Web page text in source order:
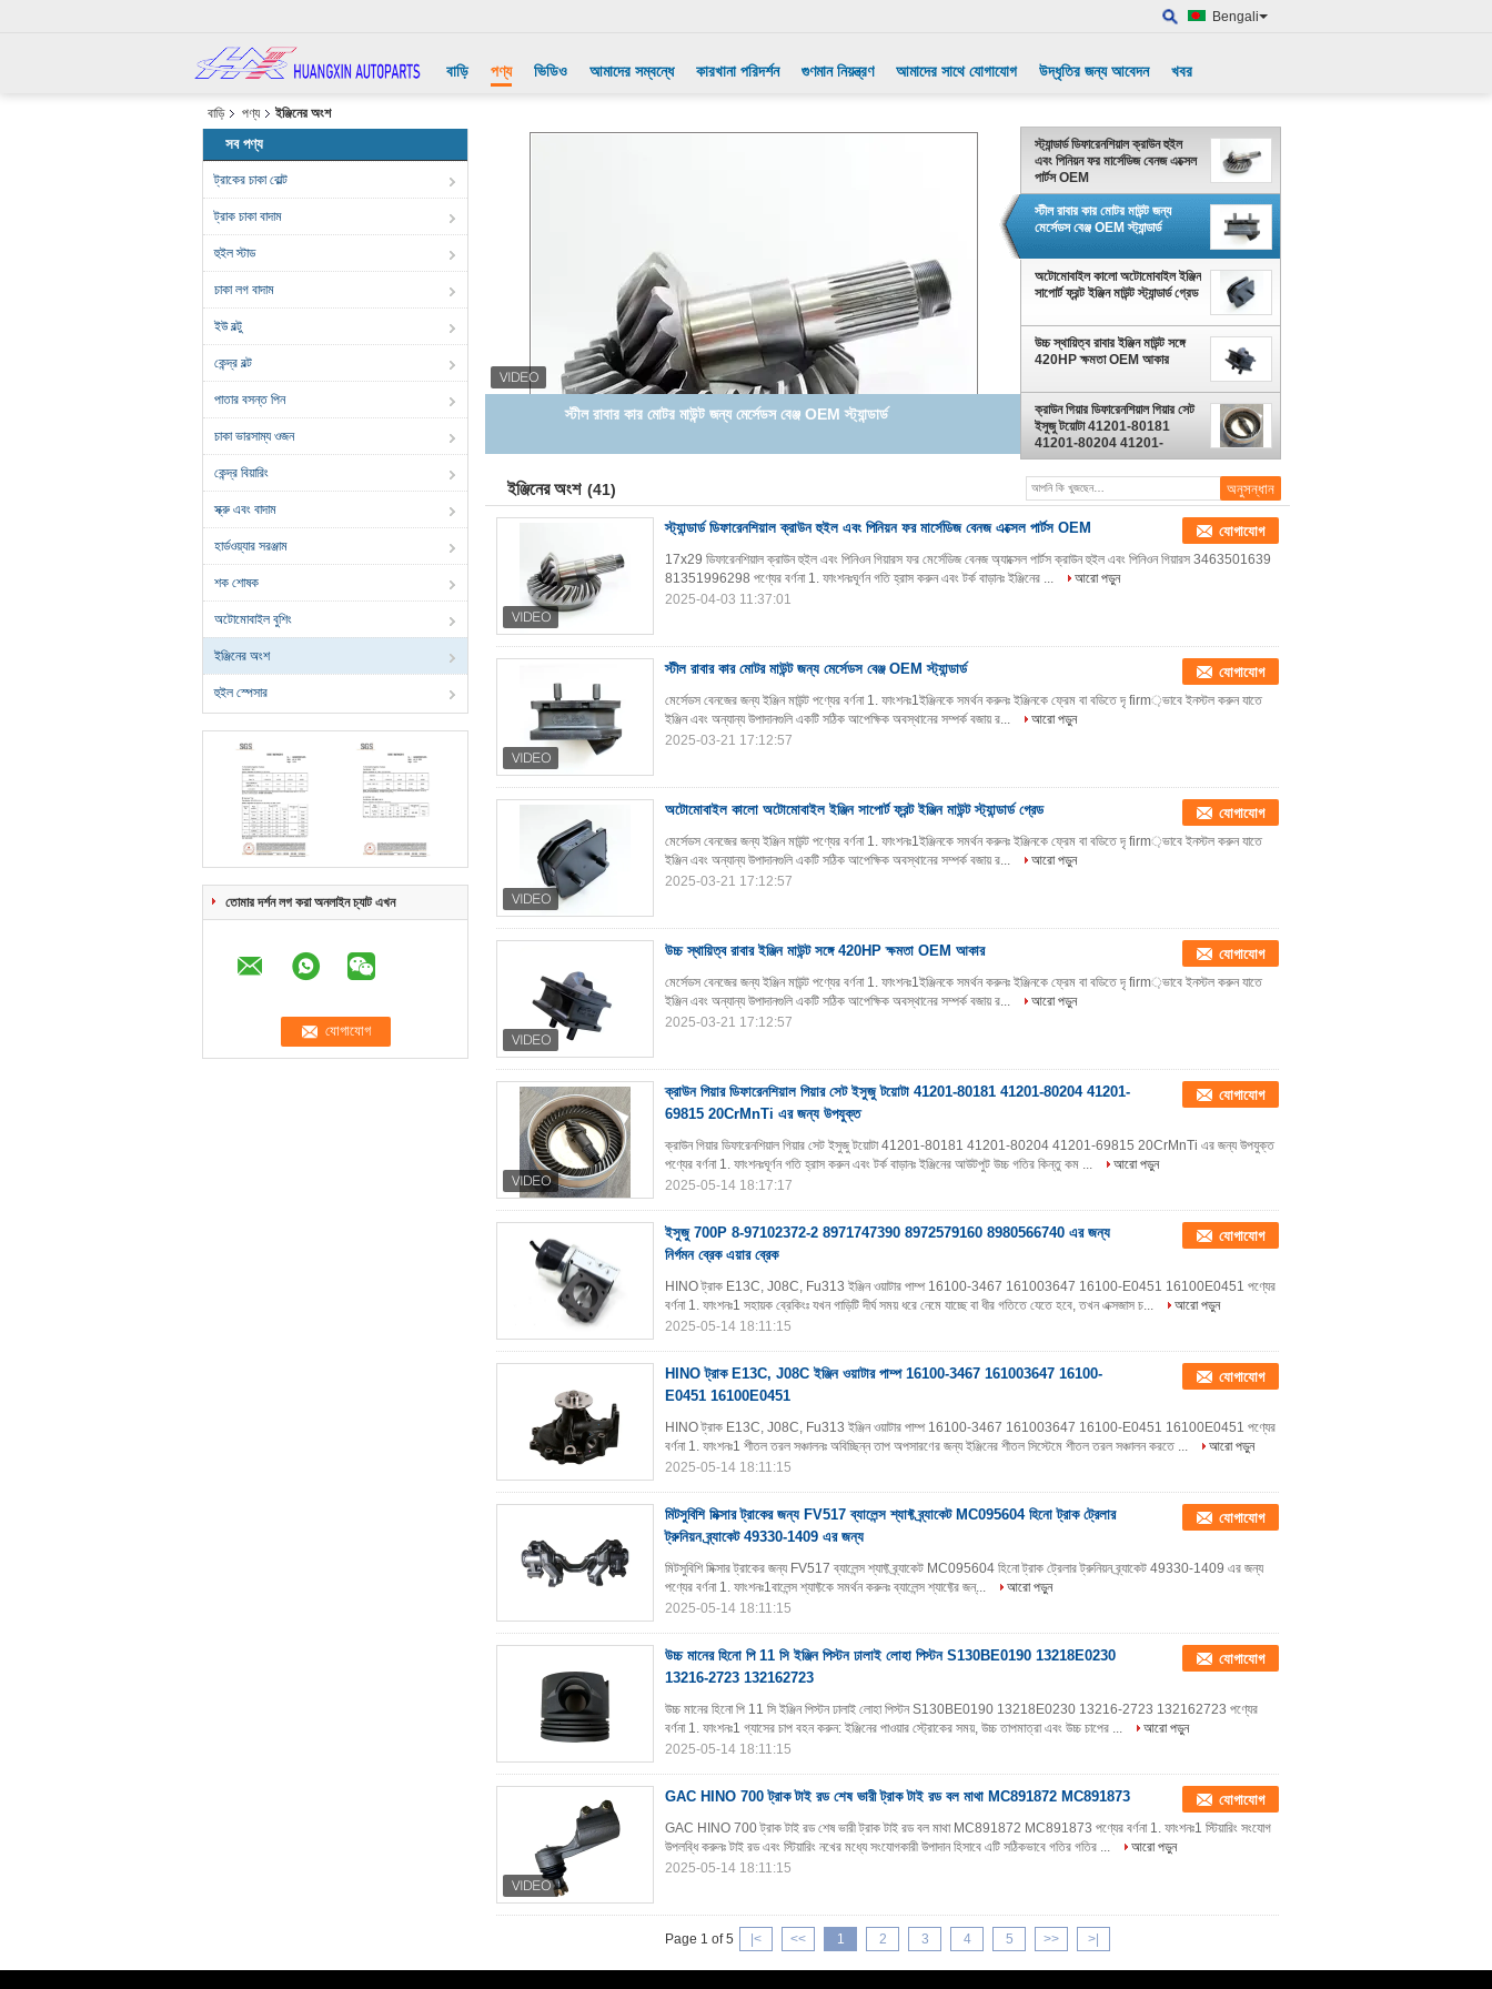
Bengali
বাড়ি পণ্য ভিডিও আমাদের সম্বন্ধে কারখানা পরিদর্শন গুণমান নিয়ন্ত্রণ আমাদের সাথে যোগাযোগ উদ্ধৃতির জন্য আবেদন খবর
বাড়ি পণ্য ইঞ্জিনের অংশ
সব পণ্য
ট্রাকের চাকা বোল্ট
ট্রাক চাকা বাদাম
হুইল স্টাড
চাকা লগ বাদাম
ইউ বল্টু
কেন্দ্র বল্ট
পাতার বসন্ত পিন
চাকা ভারসাম্য ওজন
কেন্দ্র বিয়ারিং
স্ক্রু এবং বাদাম
হার্ডওয়্যার সরঞ্জাম
শক শোষক
অটোমোবাইল বুশিং
ইঞ্জিনের অংশ
হুইল স্পেসার
তোমার দর্শন লগ করা অনলাইন চ্যাট এখন
স্টীল রাবার কার মোটর মাউন্ট জন্য মের্সেডস বেঞ্জ OEM স্ট্যান্ডার্ড
স্ট্যান্ডার্ড ডিফারেনশিয়াল ক্রাউন হুইল
এবং পিনিয়ন ফর মার্সেডিজ বেনজ এক্সেল
পার্টস OEM
স্টীল রাবার কার মোটর মাউন্ট জন্য
মের্সেডস বেঞ্জ OEM স্ট্যান্ডার্ড
অটোমোবাইল কালো অটোমোবাইল ইঞ্জিন
সাপোর্ট ফ্রন্ট ইঞ্জিন মাউন্ট স্ট্যান্ডার্ড গ্রেড
উচ্চ স্থায়িত্ব রাবার ইঞ্জিন মাউন্ট সঙ্গে
420HP ক্ষমতা OEM আকার
ক্রাউন গিয়ার ডিফারেনশিয়াল গিয়ার সেট
ইসুজু টয়োটা 41201-80181
41201-80204 41201-
69815 20CrMnTi এর জন্য
উপযুক্ত
ইঞ্জিনের অংশ (41)
স্ট্যান্ডার্ড ডিফারেনশিয়াল ক্রাউন হুইল এবং পিনিয়ন ফর মার্সেডিজ বেনজ এক্সেল পার্টস OEM যোগাযোগ
17x29 ডিফারেনশিয়াল ক্রাউন হুইল এবং পিনিওন গিয়ারস ফর মের্সেডিজ বেনজ অ্যাক্সেল পার্টস ক্রাউন হুইল এবং পিনিওন গিয়ারস 3463501639
81351996298 পণ্যের বর্ণনা 1. ফাংশনঃঘূর্ণন গতি হ্রাস করুন এবং টর্ক বাড়ানঃ ইঞ্জিনের ...
আরো পড়ুন
2025-04-03 11:37:01
স্টীল রাবার কার মোটর মাউন্ট জন্য মের্সেডস বেঞ্জ OEM স্ট্যান্ডার্ড যোগাযোগ
মের্সেডস বেনজের জন্য ইঞ্জিন মাউন্ট পণ্যের বর্ণনা 1. ফাংশনঃ1ইঞ্জিনকে সমর্থন করুনঃ ইঞ্জিনকে ফ্রেম বা বডিতে দৃ firm়ভাবে ইনস্টল করুন যাতে
ইঞ্জিন এবং অন্যান্য উপাদানগুলি একটি সঠিক আপেক্ষিক অবস্থানের সম্পর্ক বজায় র...
আরো পড়ুন
2025-03-21 17:12:57
অটোমোবাইল কালো অটোমোবাইল ইঞ্জিন সাপোর্ট ফ্রন্ট ইঞ্জিন মাউন্ট স্ট্যান্ডার্ড গ্রেড যোগাযোগ
মের্সেডস বেনজের জন্য ইঞ্জিন মাউন্ট পণ্যের বর্ণনা 1. ফাংশনঃ1ইঞ্জিনকে সমর্থন করুনঃ ইঞ্জিনকে ফ্রেম বা বডিতে দৃ firm়ভাবে ইনস্টল করুন যাতে
ইঞ্জিন এবং অন্যান্য উপাদানগুলি একটি সঠিক আপেক্ষিক অবস্থানের সম্পর্ক বজায় র...
আরো পড়ুন
2025-03-21 17:12:57
উচ্চ স্থায়িত্ব রাবার ইঞ্জিন মাউন্ট সঙ্গে 420HP ক্ষমতা OEM আকার যোগাযোগ
মের্সেডস বেনজের জন্য ইঞ্জিন মাউন্ট পণ্যের বর্ণনা 1. ফাংশনঃ1ইঞ্জিনকে সমর্থন করুনঃ ইঞ্জিনকে ফ্রেম বা বডিতে দৃ firm়ভাবে ইনস্টল করুন যাতে
ইঞ্জিন এবং অন্যান্য উপাদানগুলি একটি সঠিক আপেক্ষিক অবস্থানের সম্পর্ক বজায় র...
আরো পড়ুন
2025-03-21 17:12:57
ক্রাউন গিয়ার ডিফারেনশিয়াল গিয়ার সেট ইসুজু টয়োটা 41201-80181 41201-80204 41201-
69815 20CrMnTi এর জন্য উপযুক্ত
যোগাযোগ
ক্রাউন গিয়ার ডিফারেনশিয়াল গিয়ার সেট ইসুজু টয়োটা 41201-80181 41201-80204 41201-69815 20CrMnTi এর জন্য উপযুক্ত
পণ্যের বর্ণনা 1. ফাংশনঃঘূর্ণন গতি হ্রাস করুন এবং টর্ক বাড়ানঃ ইঞ্জিনের আউটপুট উচ্চ গতির কিন্তু কম ...
আরো পড়ুন
2025-05-14 18:17:17
ইসুজু 700P 8-97102372-2 8971747390 8972579160 8980566740 এর জন্য
নির্গমন ব্রেক এয়ার ব্রেক
যোগাযোগ
HINO ট্রাক E13C, J08C, Fu313 ইঞ্জিন ওয়াটার পাম্প 16100-3467 161003647 16100-E0451 16100E0451 পণ্যের
বর্ণনা 1. ফাংশনঃ1 সহায়ক ব্রেকিংঃ যখন গাড়িটি দীর্ঘ সময় ধরে নেমে যাচ্ছে বা ধীর গতিতে যেতে হবে, তখন এক্সজাস চ...
আরো পড়ুন
2025-05-14 18:11:15
HINO ট্রাক E13C, J08C ইঞ্জিন ওয়াটার পাম্প 16100-3467 161003647 16100-
E0451 16100E0451
যোগাযোগ
HINO ট্রাক E13C, J08C, Fu313 ইঞ্জিন ওয়াটার পাম্প 16100-3467 161003647 16100-E0451 16100E0451 পণ্যের
বর্ণনা 1. ফাংশনঃ1 শীতল তরল সঞ্চালনঃ অবিচ্ছিন্ন তাপ অপসারণের জন্য ইঞ্জিনের শীতল সিস্টেমে শীতল তরল সঞ্চালন করতে ...
আরো পড়ুন
2025-05-14 18:11:15
মিটসুবিশি মিক্সার ট্রাকের জন্য FV517 ব্যালেন্স শ্যাফ্ট ব্র্যাকেট MC095604 হিনো ট্রাক ট্রেলার
ট্রুনিয়ন ব্র্যাকেট 49330-1409 এর জন্য
যোগাযোগ
মিটসুবিশি মিক্সার ট্রাকের জন্য FV517 ব্যালেন্স শ্যাফ্ট ব্র্যাকেট MC095604 হিনো ট্রাক ট্রেলার ট্রুনিয়ন ব্র্যাকেট 49330-1409 এর জন্য
পণ্যের বর্ণনা 1. ফাংশনঃ1বালেন্স শ্যাফ্টকে সমর্থন করুনঃ ব্যালেন্স শ্যাফ্টের জন্...
আরো পড়ুন
2025-05-14 18:11:15
উচ্চ মানের হিনো পি 11 সি ইঞ্জিন পিস্টন ঢালাই লোহা পিস্টন S130BE0190 13218E0230
13216-2723 132162723
যোগাযোগ
উচ্চ মানের হিনো পি 11 সি ইঞ্জিন পিস্টন ঢালাই লোহা পিস্টন S130BE0190 13218E0230 13216-2723 132162723 পণ্যের
বর্ণনা 1. ফাংশনঃ1 গ্যাসের চাপ বহন করুন: ইঞ্জিনের পাওয়ার স্ট্রোকের সময়, উচ্চ তাপমাত্রা এবং উচ্চ চাপের ...
আরো পড়ুন
2025-05-14 18:11:15
GAC HINO 700 ট্রাক টাই রড শেষ ভারী ট্রাক টাই রড বল মাথা MC891872 MC891873 যোগাযোগ
GAC HINO 700 ট্রাক টাই রড শেষ ভারী ট্রাক টাই রড বল মাথা MC891872 MC891873 পণ্যের বর্ণনা 1. ফাংশনঃ1 স্টিয়ারিং সংযোগ
উপলব্ধি করুনঃ টাই রড এবং স্টিয়ারিং নখের মধ্যে সংযোগকারী উপাদান হিসাবে এটি সঠিকভাবে গতির গতির ...
আরো পড়ুন
2025-05-14 18:11:15
Page 1 of 5 |< << 1 2 3 4 5 >> >|